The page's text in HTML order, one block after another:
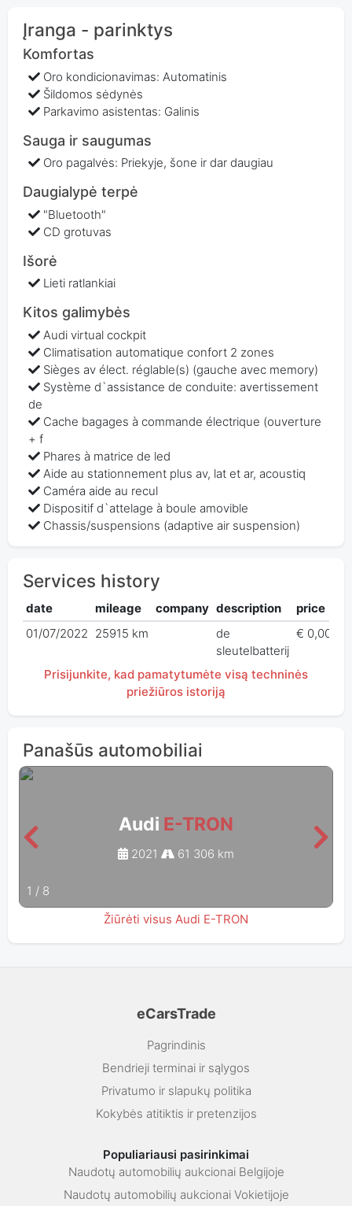
Įranga - parinktys
Komfortas
Oro kondicionavimas: Automatinis
Šildomos sėdynės
Parkavimo asistentas: Galinis
Sauga ir saugumas
Oro pagalvės: Priekyje, šone ir dar daugiau
Daugialypė terpė
"Bluetooth"
CD grotuvas
Išorė
Lieti ratlankiai
Kitos galimybės
Audi virtual cockpit
Climatisation automatique confort 2 zones
Sièges av élect. réglable(s) (gauche avec memory)
Système d`assistance de conduite: avertissement
de
Cache bagages à commande électrique (ouverture
+ f
Phares à matrice de led
Aide au stationnement plus av, lat et ar, acoustiq
Caméra aide au recul
Dispositif d`attelage à boule amovible
Chassis/suspensions (adaptive air suspension)
Services history
date mileage company description
price
01/07/2022 25915 km
de
sleutelbatterij
€ 0,00
Prisijunkite, kad pamatytumėte visą techninės
priežiūros istoriją
Panašūs automobiliai
Audi E-TRON
2021 61 306 km
1 / 8
Žiūrėti visus Audi E-TRON
eCarsTrade
Pagrindinis
Bendrieji terminai ir sąlygos
Privatumo ir slapukų politika
Kokybės atitiktis ir pretenzijos
Populiariausi pasirinkimai
Naudotų automobilių aukcionai Belgijoje
Naudotų automobilių aukcionai Vokietijoje